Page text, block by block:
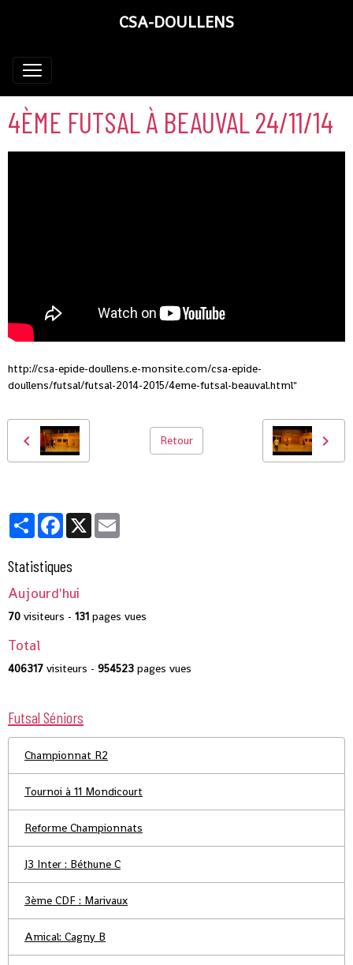
CSA-DOULLENS
4ÈME FUTSAL À BEAUVAL 24/11/14
http://csa-epide-doullens.e-monsite.com/csa-epide-
doullens/futsal/futsal-2014-2015/4eme-futsal-beauval.html"
Retour
PartagerFacebook
X
Statistiques
Aujourd'hui
70 visiteurs - 131 pages vues
Total
406317 visiteurs - 954523 pages vues
Futsal Séniors
Championnat R2
Tournoi à 11 Mondicourt
Reforme Championnats
J3 Inter : Béthune C
3ème CDF : Marivaux
Amical: Cagny B